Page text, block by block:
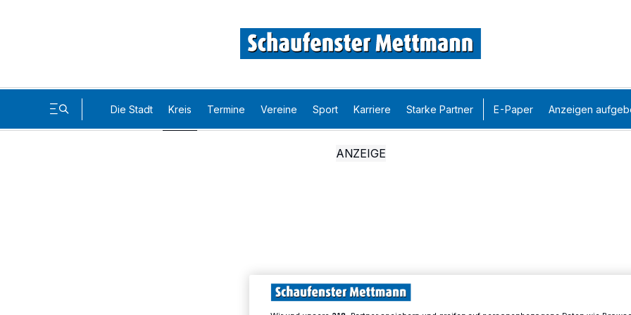
Die Stadt Kreis Termine Vereine Sport Karriere Starke Partner E-Paper Anzeigen